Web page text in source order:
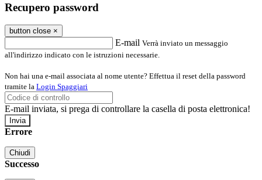
Recupero password
button close ×
E-mail Verrà inviato un messaggio
all'indirizzo indicato con le istruzioni necessarie.
Non hai una e-mail associata al nome utente? Effettua il reset della password
tramite la Login Spaggiari
E-mail inviata, si prega di controllare la casella di posta elettronica!
Errore
Chiudi
Successo